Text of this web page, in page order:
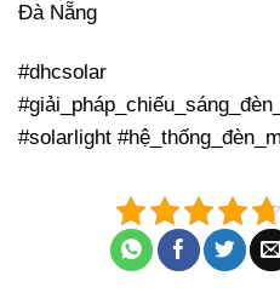
Đà Nẵng
#dhcsolar
#solarlight